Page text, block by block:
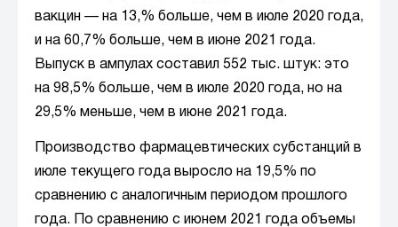
вакцин — на 13,% больше, чем в июле 2020 года,
и на 60,7% больше, чем в июне 2021 года.
Выпуск в ампулах составил 552 тыс. штук: это
на 98,5% больше, чем в июле 2020 года, но на
29,5% меньше, чем в июне 2021 года.
Производство фармацевтических субстанций в
июле текущего года выросло на 19,5% по
сравнению с аналогичным периодом прошлого
года. По сравнению с июнем 2021 года объемы